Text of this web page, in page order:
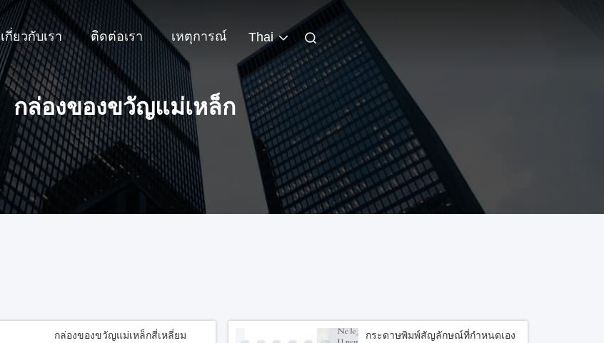
เกี่ยวกับเรา ติดต่อเรา เหตุการณ์ Thai
กล่องของขวัญแม่เหล็ก
กล่องของขวัญแม่เหล็กสี่เหลี่ยม
กระดาษพิมพ์สัญลักษณ์ที่กําหนดเอง